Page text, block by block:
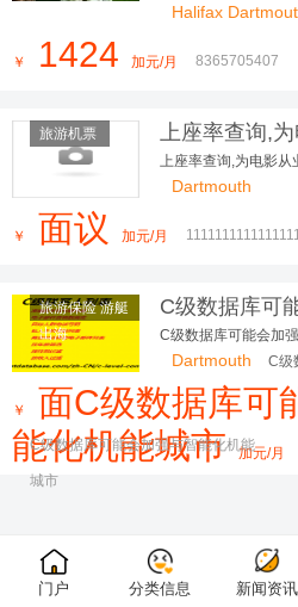
门户 分类信息 新闻资讯
Halifax
￥ 1424 加元/月 8365705407
旅游机票
上座率查询,
专业的数据分
上座率查询,为电影
Dartmouth
￥ 面议 加元/月
旅游保险 游艇
出海
C级数据库可
市
C级数据库可能会加
Dartmouth
C级
￥
面C级数据库可
能化机能城市
加元/月
C级数据库可能会加强与智能化机能
城市